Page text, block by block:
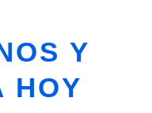
Y
HOY